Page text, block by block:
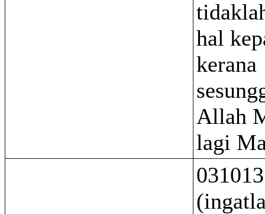
hal
kerana
Allah
lagi